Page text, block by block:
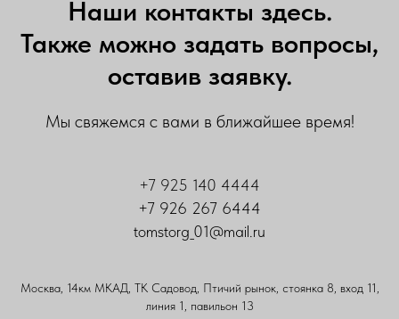
Наши контакты здесь.
Также можно задать вопросы,
оставив заявку.
Мы свяжемся с вами в ближайшее время!
+7 925 140 4444
+7 926 267 6444
tomstorg_01@mail.ru
Москва, 14км МКАД, ТК Садовод, Птичий рынок, стоянка 8, вход 11,
линия 1, павильон 13